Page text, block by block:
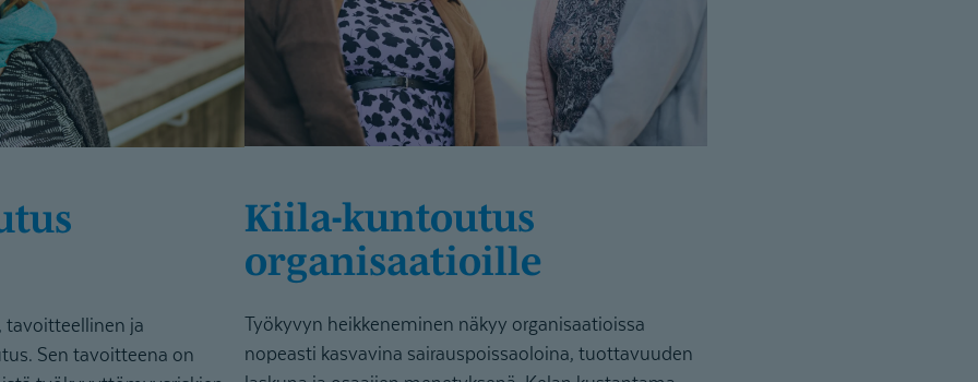
tavoitteellinen ja
Sen tavoitteena on
Kiila-kun­toutus
organisaa­tioille
Työkyvyn heikkeneminen näkyy organisaatioissa
nopeasti kasvavina sairauspoissaoloina, tuottavuuden